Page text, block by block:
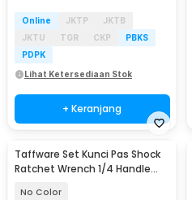
Online JKTP
JKTB
JKTU
TGR CKP
PBKS
PDPK
Lihat Ketersediaan Stok
+ Keranjang
Taffware Set Kunci Pas Shock
Ratchet Wrench 1/4 Handle
No Color